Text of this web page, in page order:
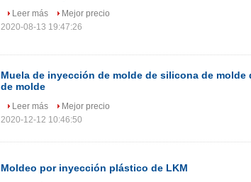
Leer más
Mejor precio
2020-08-13 19:47:26
Muela de inyección de molde de silicona de molde
de molde
Leer más
Mejor precio
2020-12-12 10:46:50
Moldeo por inyección plástico de LKM